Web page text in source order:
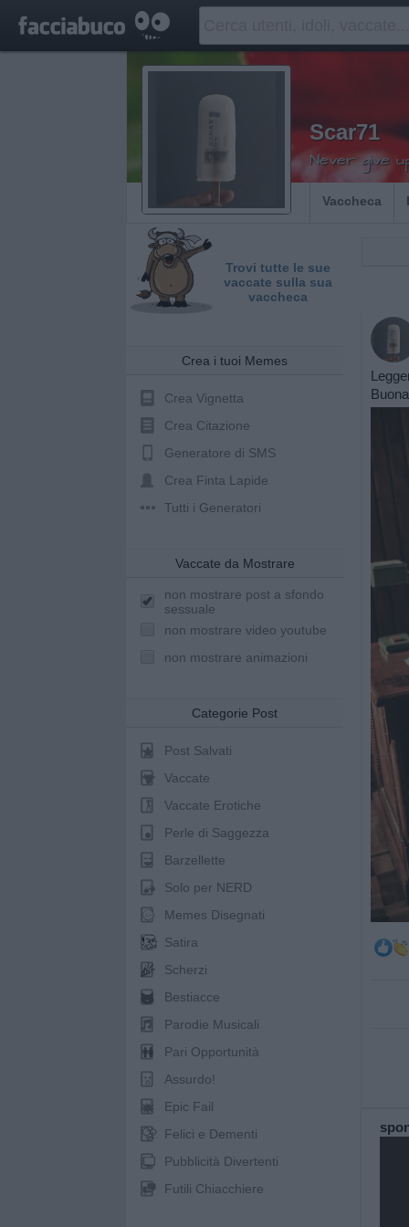
Scar71
Never give
Vaccheca
Trovi tutte le sue
vaccate sulla sua
vaccheca
Crea i tuoi Memes
Crea Vignetta
Crea Citazione
Generatore di SMS
Crea Finta Lapide
Tutti i Generatori
Vaccate da Mostrare
non mostrare post a sfondo
sessuale
non mostrare video youtube
non mostrare animazioni
Categorie Post
Post Salvati
Vaccate
Vaccate Erotiche
Perle di Saggezza
Barzellette
Solo per NERD
Memes Disegnati
Satira
Scherzi
Bestiacce
Parodie Musicali
Pari Opportunità
Assurdo!
Epic Fail
Felici e Dementi
Pubblicità Divertenti
Futili Chiacchiere